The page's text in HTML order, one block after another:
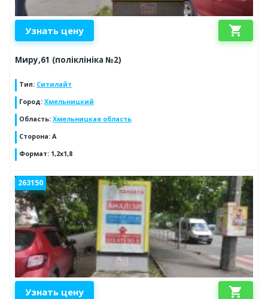
Узнать цену shopping_cart
Миру,61 (поліклініка №2)
Тип: Ситилайт
Город: Хмельницкий
Область: Хмельницкая область
Сторона: А
Формат: 1,2х1,8
263150
Узнать цену shopping_cart